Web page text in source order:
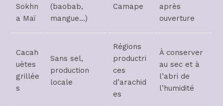
Sokhn
a Maï
(baobab,
mangue…)
Camape
après
ouverture
Cacah
uètes
grillée
s
Sans sel,
production
locale
Régions
productri
ces
d’arachid
es
À conserver
au sec et à
l’abri de
l’humidité